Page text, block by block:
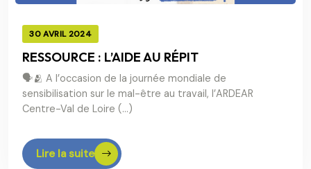
30 AVRIL 2024
RESSOURCE : L’AIDE AU RÉPIT
🗣🫂 A l’occasion de la journée mondiale de
sensibilisation sur le mal-être au travail, l’ARDEAR
Centre-Val de Loire (…)
Lire la suite